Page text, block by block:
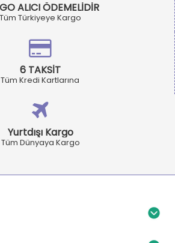
ALICI ÖDEMELİDİR
Tüm Türkiyeye Kargo
6 TAKSİT
Tüm Kredi Kartlarına
Yurtdışı Kargo
Tüm Dünyaya Kargo